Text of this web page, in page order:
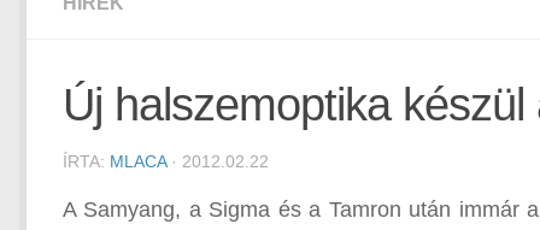
Új halszemoptika
ÍRTA: MLACA· 2012.02.22
A Samyang, a Sigma és a Tamron után immár